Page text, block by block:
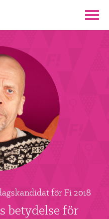
▼
för Fi 2018
betydelse för